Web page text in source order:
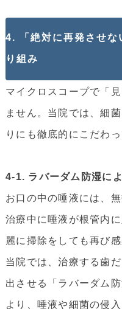
4. 「絶対に再発させな
り組み
マイクロスコープで「
ません。当院では、細
りにも徹底的にこだわっ
4-1. ラバーダム防湿に
お口の中の唾液には、
治療中に唾液が根管内
麗に掃除をしても再び
当院では、治療する歯
出させる「ラバーダム
より、唾液や細菌の侵